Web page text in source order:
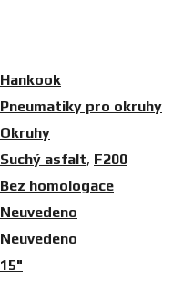
Hankook
Pneumatiky pro okruhy
Okruhy
Suchý asfalt, F200
Bez homologace
Neuvedeno
Neuvedeno
15"